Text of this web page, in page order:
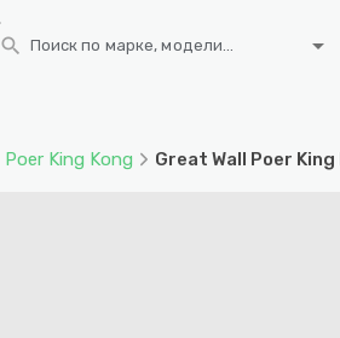
search Поиск по марке, модели... arrow_drop_down
Poer King Kong Great Wall Poer